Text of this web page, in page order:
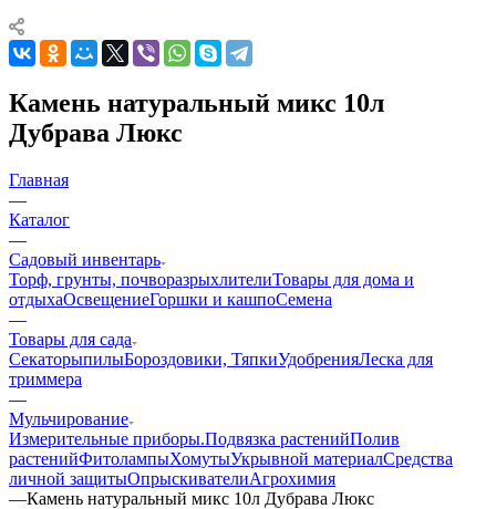
Камень натуральный микс 10л
Дубрава Люкс
Главная
—
Каталог
—
Садовый инвентарь
Торф, грунты, почворазрыхлителиТовары для дома и
отдыхаОсвещениеГоршки и кашпоСемена
—
Товары для сада
СекаторыпилыБороздовики, ТяпкиУдобренияЛеска для
триммера
—
Мульчирование
Измерительные приборы.Подвязка растенийПолив
растенийФитолампыХомутыУкрывной материалСредства
личной защитыОпрыскивателиАгрохимия
—Камень натуральный микс 10л Дубрава Люкс